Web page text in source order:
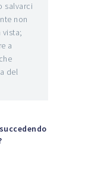
salvarci
non
vista;
a
del